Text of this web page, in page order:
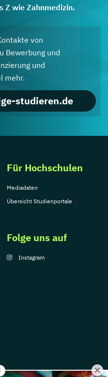
Z wie Zahnmedizin.
von
Bewerbung und
und
mehr.
studieren.de
Für Hochschulen
Mediadaten
Übersicht Studienportale
Folge uns auf
Instagram